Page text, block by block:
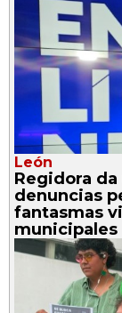
León
Regidora
denuncias
fantasmas
municipales